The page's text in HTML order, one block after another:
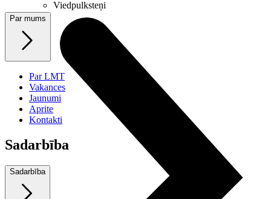
Viedpulksteņi
Par mums
Par LMT
Vakances
Jaunumi
Aprite
Kontakti
Sadarbība
Sadarbība